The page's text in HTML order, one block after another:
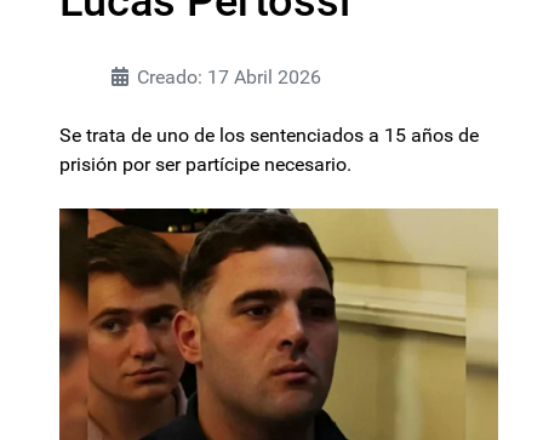
Creado: 17 Abril 2026
Se trata de uno de los sentenciados a 15 años de
prisión por ser partícipe necesario.